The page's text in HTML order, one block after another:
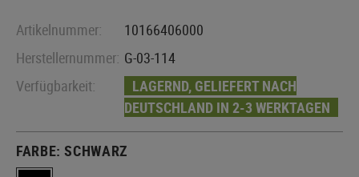
Artikelnummer:
10166406000
Herstellernummer: G-03-114
Verfügbarkeit:
LAGERND, GELIEFERT NACH
DEUTSCHLAND IN 2-3 WERKTAGEN
FARBE:SCHWARZ